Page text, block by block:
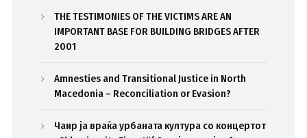
THE TESTIMONIES OF THE VICTIMS ARE AN
IMPORTANT BASE FOR BUILDING BRIDGES AFTER
2001
Amnesties and Transitional Justice in North
Macedonia – Reconciliation or Evasion?
Чаир ја враќа урбаната култура со концертот